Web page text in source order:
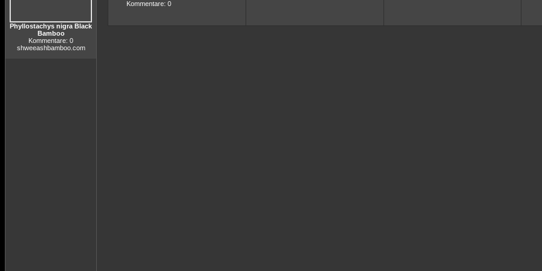
Phyllostachys nigra Black
Bamboo
Kommentare: 0
shweeashbamboo.com
Kommentare: 0